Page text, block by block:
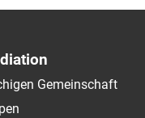
Gemeinschaft